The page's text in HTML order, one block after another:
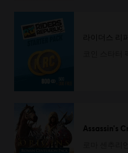
라이더스 리
Assassin's